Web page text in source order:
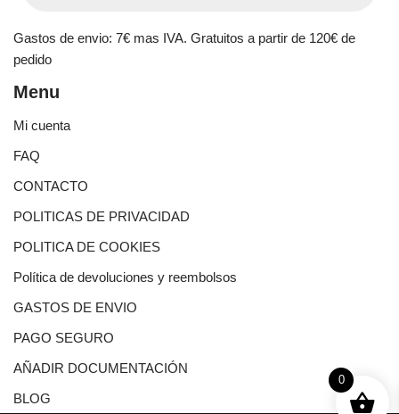
Gastos de envio: 7€ mas IVA. Gratuitos a partir de 120€ de
pedido
Menu
Mi cuenta
FAQ
CONTACTO
POLITICAS DE PRIVACIDAD
POLITICA DE COOKIES
Política de devoluciones y reembolsos
GASTOS DE ENVIO
PAGO SEGURO
AÑADIR DOCUMENTACIÓN
BLOG
0